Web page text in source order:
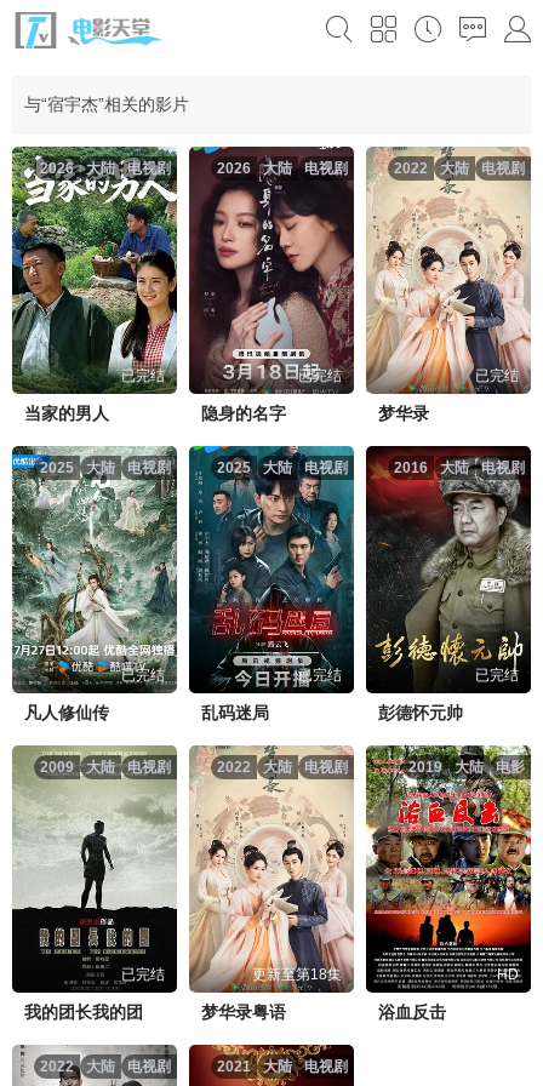
与“宿宇杰”相关的影片
电视剧
大陆
2026
已完结
当家的男人
电视剧
大陆
2026
已完结
隐身的名字
电视剧
大陆
2022
已完结
梦华录
电视剧
大陆
2025
已完结
凡人修仙传
电视剧
大陆
2025
已完结
乱码迷局
电视剧
大陆
2016
已完结
彭德怀元帅
电视剧
大陆
2009
已完结
我的团长我的团
电视剧
大陆
2022
更新至第18集
梦华录粤语
电影
大陆
2019
HD
浴血反击
电视剧
大陆
2022 电视剧
大陆
2021